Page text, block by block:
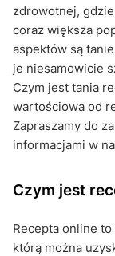
zdrowotnej,
coraz większa
aspektów są
je niesamowicie
Czym jest tania
wartościowa od
Zapraszamy do
informacjami w
Czym jest
Recepta online
którą można